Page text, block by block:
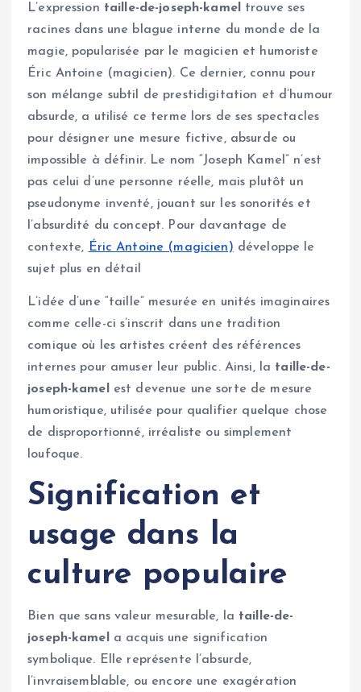
L’expression taille-de-joseph-kamel trouve ses
racines dans une blague interne du monde de la
magie, popularisée par le magicien et humoriste
Éric Antoine (magicien). Ce dernier, connu pour
son mélange subtil de prestidigitation et d’humour
absurde, a utilisé ce terme lors de ses spectacles
pour désigner une mesure fictive, absurde ou
impossible à définir. Le nom “Joseph Kamel” n’est
pas celui d’une personne réelle, mais plutôt un
pseudonyme inventé, jouant sur les sonorités et
l’absurdité du concept. Pour davantage de
contexte, Éric Antoine (magicien) développe le
sujet plus en détail
L’idée d’une “taille” mesurée en unités imaginaires
comme celle-ci s’inscrit dans une tradition
comique où les artistes créent des références
internes pour amuser leur public. Ainsi, la taille-de-
joseph-kamelest devenue une sorte de mesure
humoristique, utilisée pour qualifier quelque chose
de disproportionné, irréaliste ou simplement
loufoque.
Signification et
usage dans la
culture populaire
Bien que sans valeur mesurable, la taille-de-
joseph-kamel
a acquis une signification
symbolique. Elle représente l’absurde,
l’invraisemblable, ou encore une exagération